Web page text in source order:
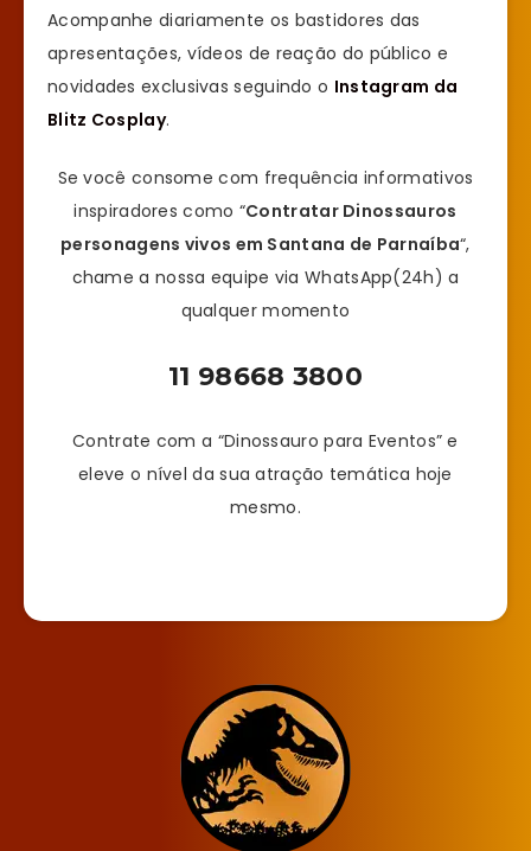
Acompanhe diariamente os bastidores das
apresentações, vídeos de reação do público e
novidades exclusivas seguindo o Instagram da
Blitz Cosplay.
Se você consome com frequência informativos
inspiradores como “Contratar Dinossauros
personagens vivos em Santana de Parnaíba“,
chame a nossa equipe via WhatsApp(24h) a
qualquer momento
11 98668 3800
Contrate com a “Dinossauro para Eventos” e
eleve o nível da sua atração temática hoje
mesmo.